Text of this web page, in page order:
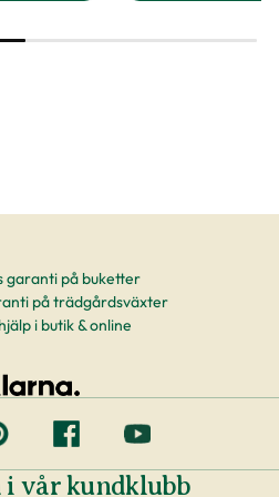
hög kvalitet på
på bilderna räknas det
garanti på buketter
på trädgårdsväxter
i butik & online
i vår kundklubb